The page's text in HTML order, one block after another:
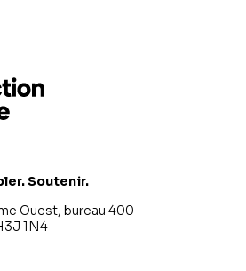
Soutenir.
Ouest, bureau 400
1N4